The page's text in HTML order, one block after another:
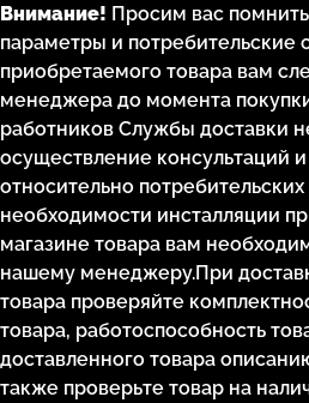
Внимание! Просим вас
параметры и потребительские
приобретаемого товара вам
менеджера до момента
работников Службы доставки
осуществление консультаций
относительно
необходимости инсталляции
магазине товара вам
нашему менеджеру.При
товара проверяйте
товара, работоспособность
доставленного товара
также проверьте товар на